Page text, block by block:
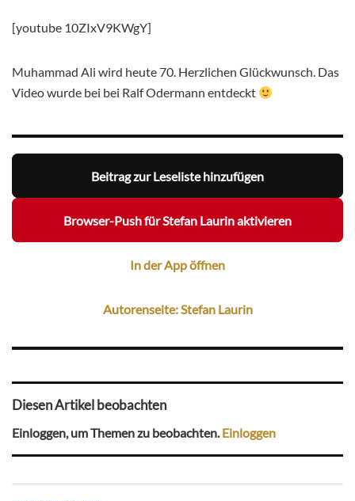
[youtube 10ZIxV9KWgY]
Muhammad Ali wird heute 70. Herzlichen Glückwunsch. Das
Video wurde bei bei Ralf Odermann entdeckt
Beitrag zur Leseliste hinzufügen
Browser-Push für Stefan Laurin aktivieren
In der App öffnen
Autorenseite: Stefan Laurin
Diesen Artikel beobachten
Einloggen, um Themen zu beobachten.Einloggen